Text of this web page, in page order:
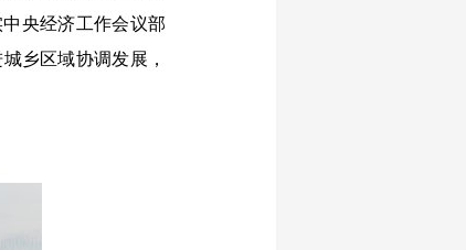
央经济工作会议部
乡区域协调发展，